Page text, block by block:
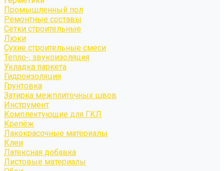
Промышленный пол
Ремонтные составы
Сетки строительные
Люки
Сухие строительные смеси
Тепло-, звукоизоляция
Укладка паркета
Гидроизоляция
Грунтовка
Затирка межплиточных швов
Инструмент
Комплектующие для ГКЛ
Крепёж
Лакокрасочные материалы
Клеи
Латексная добавка
Листовые материалы